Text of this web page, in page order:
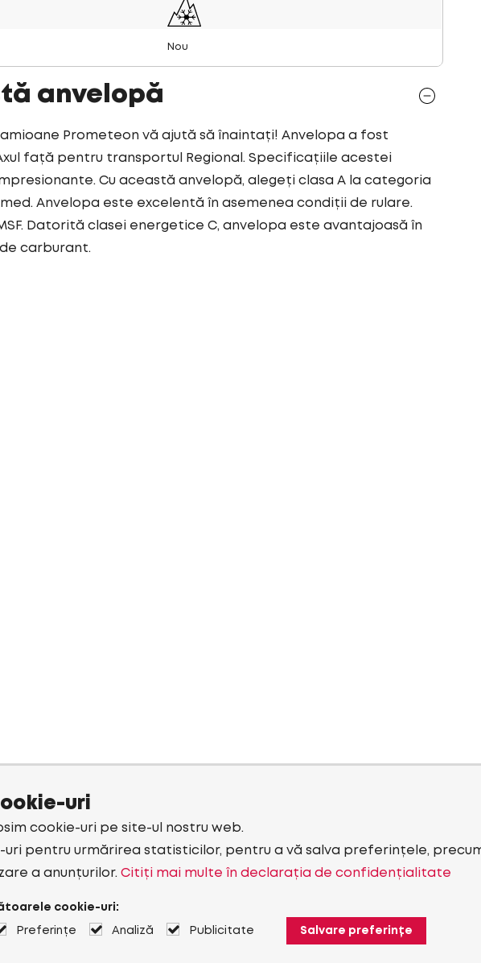
Nou
anvelopă
Prometeon vă ajută să înaintați! Anvelopa a fost
față pentru transportul Regional. Specificațiile acestei
Cu această anvelopă, alegeți clasa A la categoria
Anvelopa este excelentă în asemenea condiții de rulare.
Datorită clasei energetice C, anvelopa este avantajoasă în
carburant.
uri
cookie-uri pe site-ul nostru web.
uri pentru urmărirea statisticilor, pentru a vă salva preferințele,
a anunțurilor. Citiți mai multe în declarația de confidențialitate
cookie-uri:
Preferințe Analiză Publicitate Salvare preferințe